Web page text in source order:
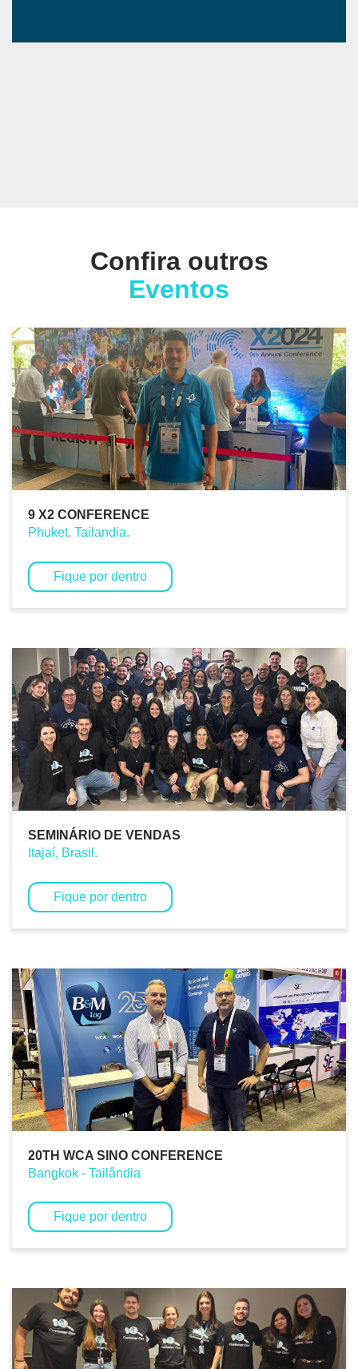
Confira outros
Eventos
9 X2 CONFERENCE
Phuket, Tailandia.
Fique por dentro
SEMINÁRIO DE VENDAS
Itajaí, Brasil.
Fique por dentro
20TH WCA SINO CONFERENCE
Bangkok - Tailândia
Fique por dentro